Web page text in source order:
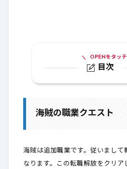
目次
OPENをタッチ
1-2. 海賊転職クエスト
海賊の職業クエスト
海賊は追加職業です。従いまして
なります。この転職解放をクリア